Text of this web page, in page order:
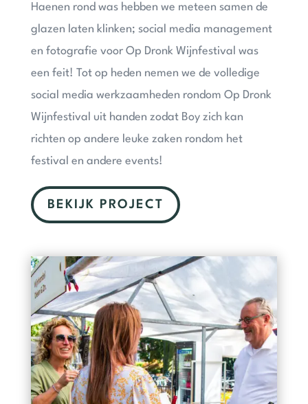
Haenen rond was hebben we meteen samen de
glazen laten klinken; social media management
en fotografie voor Op Dronk Wijnfestival was
een feit! Tot op heden nemen we de volledige
social media werkzaamheden rondom Op Dronk
Wijnfestival uit handen zodat Boy zich kan
richten op andere leuke zaken rondom het
festival en andere events!
BEKIJK PROJECT